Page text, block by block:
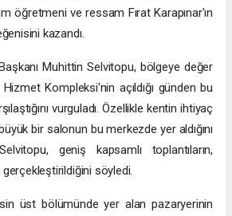
öğretmeni ve ressam Fırat Karapınar'ın
kazandı.
Muhittin Selvitopu, bölgeye değer
Kompleksi'nin açıldığı günden bu
vurguladı. Özellikle kentin ihtiyaç
bir salonun bu merkezde yer aldığını
geniş kapsamlı toplantıların,
söyledi.
üst bölümünde yer alan pazaryerinin